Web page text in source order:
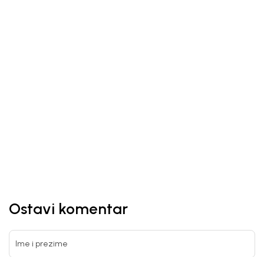
Ostavi komentar
Ime i prezime